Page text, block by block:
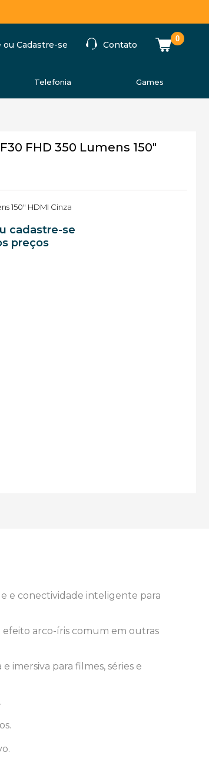
ou Cadastre-se Contato
0
Telefonia Games
FHD 350 Lumens 150"
150" HDMI Cinza
cadastre-se
preços
e conectividade inteligente para
efeito arco-íris comum em outras
imersiva para filmes, séries e